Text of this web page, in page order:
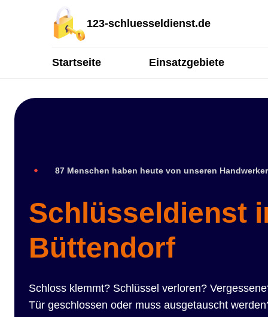
123-schluesseldienst.de
Startseite Einsatzgebiete
87 Menschen haben heute von unseren
Schlüsseldienst
Büttendorf
Schloss klemmt? Schlüssel verloren?
Tür geschlossen oder muss ausgetauscht